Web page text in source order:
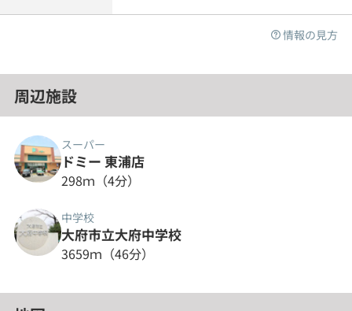
情報の見方
周辺施設
スーパー
ドミー 東浦店
298ｍ（4分）
中学校
大府市立大府中学校
3659ｍ（46分）